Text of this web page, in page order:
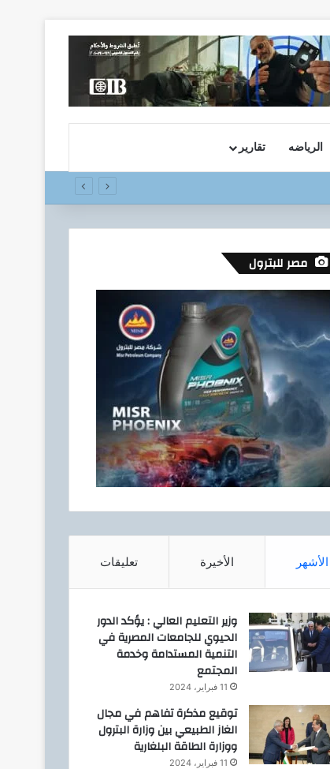
الرياضه تقارير
مصر للبترول
الأشهر الأخيرة تعليقات
وزير التعليم العالي : يؤكد الدور
الحيوي للجامعات المصرية في
التنمية المستدامة وخدمة
المجتمع
11 فبراير، 2024
توقيع مذكرة تفاهم في مجال
الغاز الطبيعي بين وزارة البترول
ووزارة الطاقة البلغارية
11 فبراير، 2024